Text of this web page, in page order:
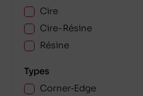
Cire
Cire-Résine
Résine
Types
Corner‑Edge